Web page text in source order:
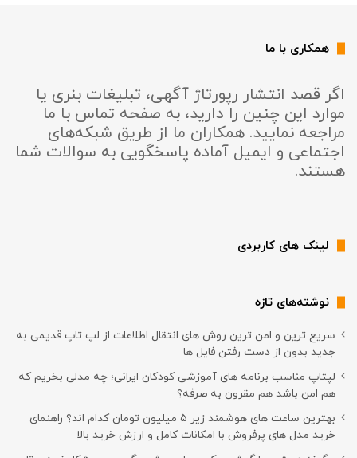
همکاری با ما
اگر قصد انتشار رپورتاژ آگهی، تبلیغات بنری یا
موارد این چنین را دارید، به صفحه تماس با ما
مراجعه نمایید. همکاران ما از طریق شبکه‌های
اجتماعی و ایمیل آماده پاسخگویی به سوالات شما
هستند.
لینک های کاربردی
نوشته‌های تازه
سریع ترین و امن ترین روش های انتقال اطلاعات از لپ تاپ قدیمی به
جدید بدون از دست رفتن فایل ها
لپتاپ مناسب برنامه های آموزشی کودکان ایرانی؛ چه مدلی بخریم که
هم امن باشد هم مقرون به صرفه؟
بهترین ساعت های هوشمند زیر ۵ میلیون تومان کدام اند؟ راهنمای
خرید مدل های پرفروش با امکانات کامل و ارزش خرید بالا